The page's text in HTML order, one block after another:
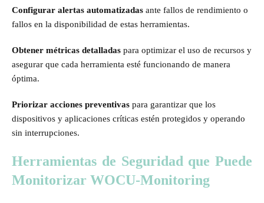
Configurar alertas automatizadas ante fallos de rendimiento o
fallos en la disponibilidad de estas herramientas.
Obtener métricas detalladas para optimizar el uso de recursos y
asegurar que cada herramienta esté funcionando de manera
óptima.
Priorizar acciones preventivas para garantizar que los
dispositivos y aplicaciones críticas estén protegidos y operando
sin interrupciones.
Herramientas de Seguridad que Puede
Monitorizar WOCU-Monitoring